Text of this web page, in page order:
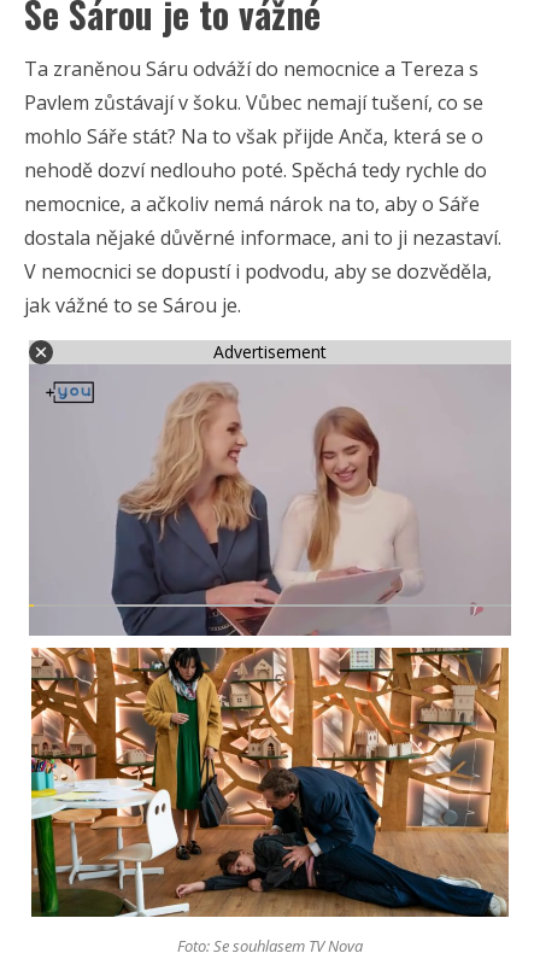
Se Sárou je to vážné
Ta zraněnou Sáru odváží do nemocnice a Tereza s
Pavlem zůstávají v šoku. Vůbec nemají tušení, co se
mohlo Sáře stát? Na to však přijde Anča, která se o
nehodě dozví nedlouho poté. Spěchá tedy rychle do
nemocnice, a ačkoliv nemá nárok na to, aby o Sáře
dostala nějaké důvěrné informace, ani to ji nezastaví.
V nemocnici se dopustí i podvodu, aby se dozvěděla,
jak vážné to se Sárou je.
Advertisement
Foto: Se souhlasem TV Nova